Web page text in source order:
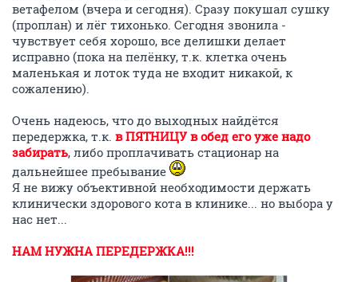
ветафелом (вчера и сегодня). Сразу покушал сушку
(проплан) и лёг тихонько. Сегодня звонила -
чувствует себя хорошо, все делишки делает
исправно (пока на пелёнку, т.к. клетка очень
маленькая и лоток туда не входит никакой, к
сожалению).
Очень надеюсь, что до выходных найдётся
передержка, т.к. в ПЯТНИЦУ в обед его уже надо
забирать, либо проплачивать стационар на
дальнейшее пребывание
Я не вижу объективной необходимости держать
клинически здорового кота в клинике... но выбора у
нас нет...
НАМ НУЖНА ПЕРЕДЕРЖКА!!!